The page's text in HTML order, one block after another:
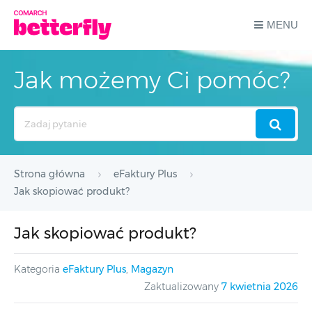
MENU
Jak możemy Ci pomóc?
Strona główna
eFaktury Plus
Jak skopiować produkt?
Jak skopiować produkt?
Kategoria eFaktury Plus, Magazyn
Zaktualizowany 7 kwietnia 2026